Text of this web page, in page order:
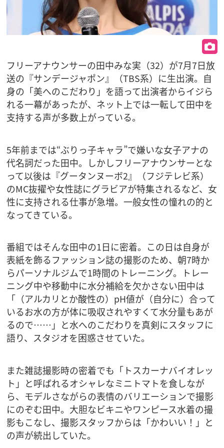
フリーアナウンサーの田中みな実（32）が7月7日放
送の『サンデージャポン』（TBS系）に生出演。自
身の「美へのこだわり」を語って出演者からイジら
れる一幕があったが、ネット上では一転して田中を
支持する声が多数上がっている。
5年前までは“ぶりっ子キャラ”で嫌いな女子アナの
代名詞だった田中。しかしフリーアナウンサーとな
って以後は『グータンヌーボ2』（フジテレビ系）
のMC抜擢や女性誌にグラビアが特集されるなど、女
性に支持される仕事が急増。一般女性の憧れの的と
なってきている。
番組ではそんな田中の1日に密着。この日は自身が
表紙を飾るファッション誌の撮影のため、朝7時か
らパーソナルジムで1時間のトレーニング。トレー
ニング中や移動中に水分補給を欠かさない田中は
「（アルカリとか酸性の）pH値が（自分に）合って
いるお水の方が体に吸収されやすくて水分量もあが
るので……」と水へのこだわりを真剣にスタッフに
語り、スタジオを困惑させていた。
また雑誌撮影時の密着でも「トスカーナバイオレッ
ト」と呼ばれるオシャレなミニトマトを食しなが
ら、モデルさながらの表情のバリエーションで撮影
にのぞむ田中。大胆なビキニやワンピース水着の撮
影もこなし、撮影スタッフからは「かわいい！」と
の声が続出していた。